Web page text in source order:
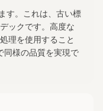
す。これは、古い標
ックです。高度な
理を使用すること
同様の品質を実現で